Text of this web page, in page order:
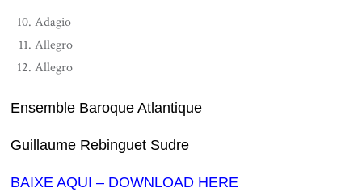
Adagio
Allegro
Allegro
Ensemble Baroque Atlantique
Guillaume Rebinguet Sudre
BAIXE AQUI – DOWNLOAD HERE